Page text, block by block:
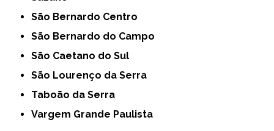
São Bernardo Centro
São Bernardo do Campo
São Caetano do Sul
São Lourenço da Serra
Taboão da Serra
Vargem Grande Paulista